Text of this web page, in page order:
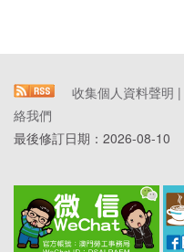
收集個人資料聲明 |
絡我們
最後修訂日期： 2026-08-10